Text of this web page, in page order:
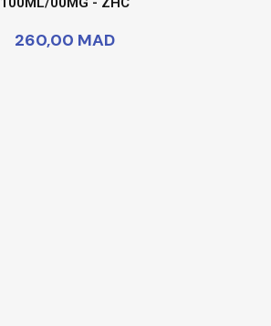
260,00 MAD